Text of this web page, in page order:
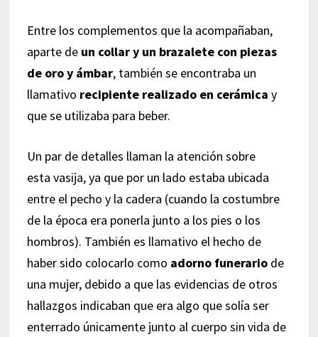
Entre los complementos que la acompañaban,
aparte de un collar y un brazalete con piezas
de oro y ámbar, también se encontraba un
llamativo recipiente realizado en cerámica y
que se utilizaba para beber.
Un par de detalles llaman la atención sobre
esta vasija, ya que por un lado estaba ubicada
entre el pecho y la cadera (cuando la costumbre
de la época era ponerla junto a los pies o los
hombros). También es llamativo el hecho de
haber sido colocarlo como adorno funerariode
una mujer, debido a que las evidencias de otros
hallazgos indicaban que era algo que solía ser
enterrado únicamente junto al cuerpo sin vida de